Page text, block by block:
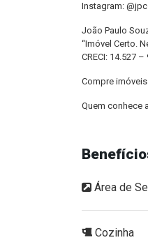
Instagram:
João Paulo
“Imóvel Certo.
CRECI: 14.527
Compre
Quem conhece
Área de
Cozinha